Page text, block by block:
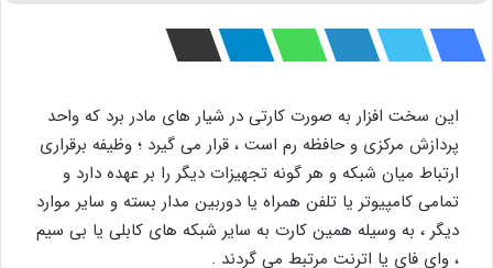
این سخت افزار به صورت کارتی در شیار های مادر برد که واحد
پردازش مرکزی و حافظه رم است ، قرار می گیرد ؛ وظیفه برقراری
ارتباط میان شبکه و هر گونه تجهیزات دیگر را بر عهده دارد و
تمامی کامپیوتر یا تلفن همراه یا دوربین مدار بسته و سایر موارد
دیگر ، به وسیله همین کارت به سایر شبکه های کابلی یا بی سیم
، وای فای یا اترنت مرتبط می گردند .